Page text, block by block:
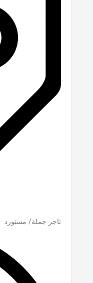
تاجر جملة/ مستورد